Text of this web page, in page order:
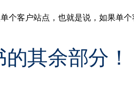
客户站点，也就是说，如果单
的其余部分！